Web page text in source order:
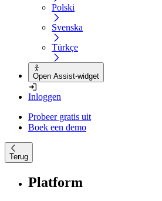
Polski
Svenska
Türkçe
Open Assist-widget
Inloggen
Probeer gratis uit
Boek een demo
Terug
Platform